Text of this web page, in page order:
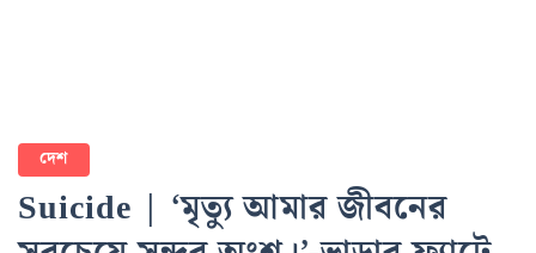
দেশ
Suicide | ‘মৃত্যু আমার জীবনের